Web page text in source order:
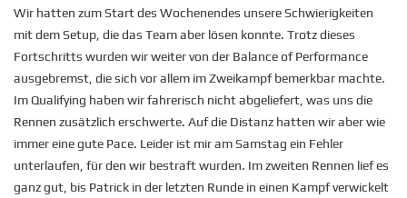
Wir hatten zum Start des Wochenendes unsere Schwierigkeiten
mit dem Setup, die das Team aber lösen konnte. Trotz dieses
Fortschritts wurden wir weiter von der Balance of Performance
ausgebremst, die sich vor allem im Zweikampf bemerkbar machte.
Im Qualifying haben wir fahrerisch nicht abgeliefert, was uns die
Rennen zusätzlich erschwerte. Auf die Distanz hatten wir aber wie
immer eine gute Pace. Leider ist mir am Samstag ein Fehler
unterlaufen, für den wir bestraft wurden. Im zweiten Rennen lief es
ganz gut, bis Patrick in der letzten Runde in einen Kampf verwickelt